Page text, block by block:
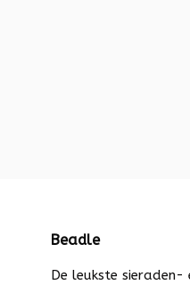
Beadle
De leukste sieraden-